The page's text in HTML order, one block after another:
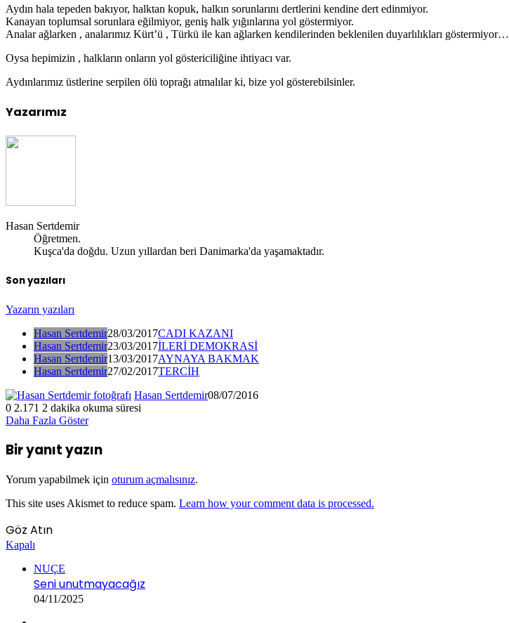
Aydın hala tepeden bakıyor, halktan kopuk, halkın sorunlarını dertlerini kendine dert edinmiyor.
Kanayan toplumsal sorunlara eğilmiyor, geniş halk yığınlarına yol göstermiyor.
Analar ağlarken , analarımız Kürt’ü , Türkü ile kan ağlarken kendilerinden beklenilen duyarlılıkları göstermiyor…
Oysa hepimizin , halkların onların yol göstericiliğine ihtiyacı var.
Aydınlarımız üstlerine serpilen ölü toprağı atmalılar ki, bize yol gösterebilsinler.
Yazarımız
Hasan Sertdemir
Öğretmen.
Kuşca'da doğdu. Uzun yıllardan beri Danimarka'da yaşamaktadır.
Son yazıları
Yazarın yazıları
Hasan Sertdemir28/03/2017CADI KAZANI
Hasan Sertdemir23/03/2017İLERİ DEMOKRASİ
Hasan Sertdemir13/03/2017AYNAYA BAKMAK
Hasan Sertdemir27/02/2017TERCİH
Hasan Sertdemir08/07/2016
0 2.171 2 dakika okuma süresi
Daha Fazla Göster
Bir yanıt yazın
Yorum yapabilmek için oturum açmalısınız.
This site uses Akismet to reduce spam. Learn how your comment data is processed.
Göz Atın
Kapalı
NUÇE
Seni unutmayacağız
04/11/2025